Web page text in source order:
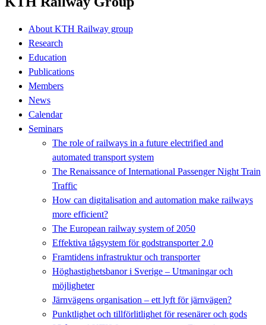
About KTH Railway group
Research
Education
Publications
Members
News
Calendar
Seminars
The role of railways in a future electrified and
automated transport system
The Renaissance of International Passenger Night Train
Traffic
How can digitalisation and automation make railways
more efficient?
The European railway system of 2050
Effektiva tågsystem för godstransporter 2.0
Framtidens infrastruktur och transporter
Höghastighetsbanor i Sverige – Utmaningar och
möjligheter
Järnvägens organisation – ett lyft för järnvägen?
Punktlighet och tillförlitlighet för resenärer och gods